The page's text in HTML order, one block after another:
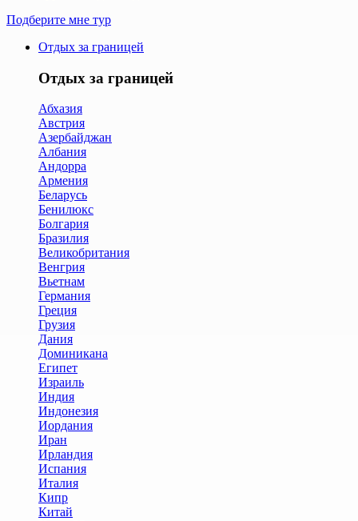
Подберите мне тур
Отдых за границей
Отдых за границей
Абхазия
Австрия
Азербайджан
Албания
Андорра
Армения
Беларусь
Бенилюкс
Болгария
Бразилия
Великобритания
Венгрия
Вьетнам
Германия
Греция
Грузия
Дания
Доминикана
Египет
Израиль
Индия
Индонезия
Иордания
Иран
Ирландия
Испания
Италия
Кипр
Китай